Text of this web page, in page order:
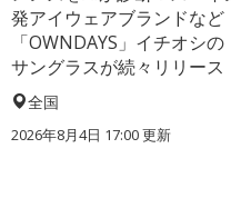
発アイウェアブランドなど
「OWNDAYS」イチオシの
サングラスが続々リリース
全国
2026年8月4日 17:00更新